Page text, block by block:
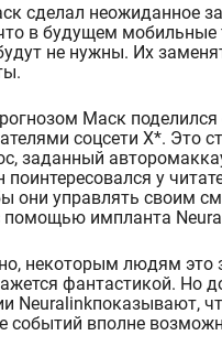
в будущем мобильные
не нужны. Их
Маск поделился
соцсети X*. Это
заданный
поинтересовался у
они управлять своим
импланта
некоторым людям это
фантастикой. Но
Neuralinkпоказывают,
событий вполне